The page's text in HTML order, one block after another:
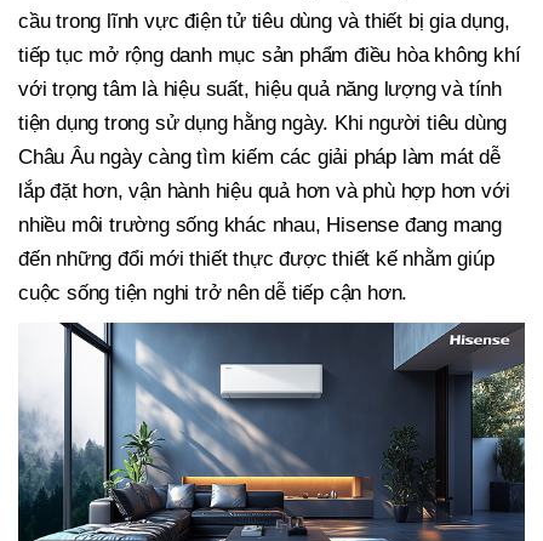
cầu trong lĩnh vực điện tử tiêu dùng và thiết bị gia dụng,
tiếp tục mở rộng danh mục sản phẩm điều hòa không khí
với trọng tâm là hiệu suất, hiệu quả năng lượng và tính
tiện dụng trong sử dụng hằng ngày. Khi người tiêu dùng
Châu Âu ngày càng tìm kiếm các giải pháp làm mát dễ
lắp đặt hơn, vận hành hiệu quả hơn và phù hợp hơn với
nhiều môi trường sống khác nhau, Hisense đang mang
đến những đổi mới thiết thực được thiết kế nhằm giúp
cuộc sống tiện nghi trở nên dễ tiếp cận hơn.